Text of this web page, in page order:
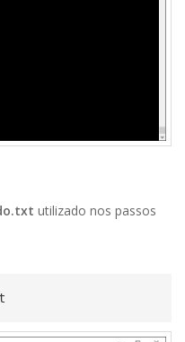
utilizado nos passos